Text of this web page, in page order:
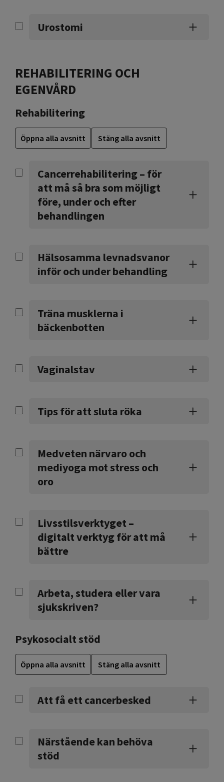
Urostomi
REHABILITERING OCH
EGENVÅRD
Rehabilitering
Öppna alla avsnitt Stäng alla avsnitt
Cancerrehabilitering – för
att må så bra som möjligt
före, under och efter
behandlingen
Hälsosamma levnadsvanor
inför och under behandling
Träna musklerna i
bäckenbotten
Vaginalstav
Tips för att sluta röka
Medveten närvaro och
mediyoga mot stress och
oro
Livsstilsverktyget –
digitalt verktyg för att må
bättre
Arbeta, studera eller vara
sjukskriven?
Psykosocialt stöd
Öppna alla avsnitt Stäng alla avsnitt
Att få ett cancerbesked
Närstående kan behöva
stöd